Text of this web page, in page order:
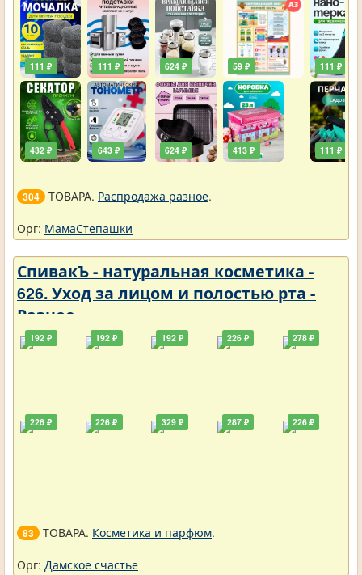
111 ₽
432 ₽
111 ₽
643 ₽
624 ₽
624 ₽
59 ₽
413 ₽
111 ₽
111 ₽
304 ТОВАРА. Распродажа разное.
Орг: МамаСтепашки
СпивакЪ - натуральная косметика -
626. Уход за лицом и полостью рта -
Разное
192 ₽
226 ₽
192 ₽
226 ₽
192 ₽
329 ₽
226 ₽
287 ₽
278 ₽
226 ₽
83 ТОВАРА. Косметика и парфюм.
Орг: Дамское счастье